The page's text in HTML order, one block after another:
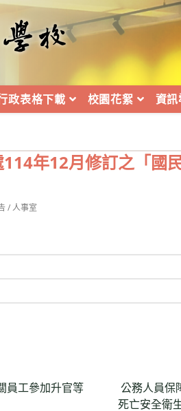
政表格下載 校園花絮 資
年12月修訂之「國
/ 人事室
員工參加升官等
公務人員保
死亡安全衛